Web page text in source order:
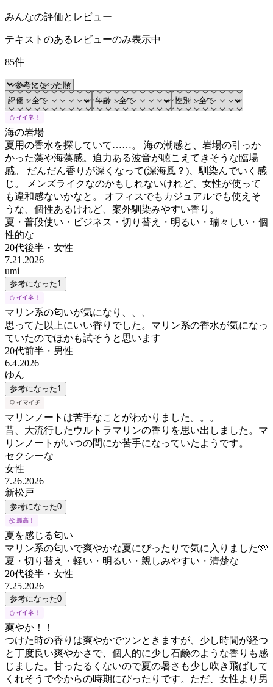
みんなの評価とレビュー
テキストのあるレビューのみ表示中
85件
海の岩場
夏用の香水を探していて……。 海の潮感と、岩場の引っか
かった藻や海藻感。迫力ある波音が聴こえてきそうな臨場
感。 だんだん香りが深くなって(深海風？)、馴染んでいく感
じ。 メンズライクなのかもしれないけれど、女性が使って
も違和感ないかなと。 オフィスでもカジュアルでも使えそ
うな、個性あるけれど、案外馴染みやすい香り。
夏・普段使い・ビジネス・切り替え・明るい・瑞々しい・個
性的な
20代後半 ・ 女性
7.21.2026
umi
参考になった1
マリン系の匂いが気になり、、、
思ってた以上にいい香りでした。マリン系の香水が気になっ
ていたのでほかも試そうと思います
20代前半 ・ 男性
6.4.2026
ゆん
参考になった1
マリンノートは苦手なことがわかりました。。。
昔、大流行したウルトラマリンの香りを思い出しました。マ
リンノートがいつの間にか苦手になっていたようです。
セクシーな
女性
7.26.2026
新松戸
参考になった0
夏を感じる匂い
マリン系の匂いで爽やかな夏にぴったりで気に入りました🩵
夏・切り替え・軽い・明るい・親しみやすい・清楚な
20代後半 ・ 女性
7.25.2026
参考になった0
爽やか！！
つけた時の香りは爽やかでツンときますが、少し時間が経つ
と丁度良い爽やかさで、個人的に少し石鹸のような香りも感
じました。甘ったるくないので夏の暑さも少し吹き飛ばして
くれそうで今からの時期にぴったりです。ただ、女性より男